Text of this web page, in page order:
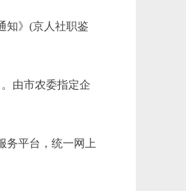
知》(京人社职鉴
由市农委指定企
务平台，统一网上